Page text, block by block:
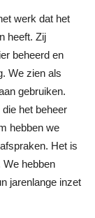
werk dat het
heeft. Zij
beheerd en
We zien als
gebruiken.
het beheer
hebben we
Het is
We hebben
jarenlange inzet